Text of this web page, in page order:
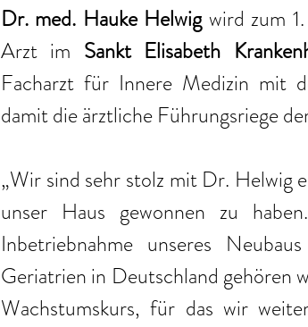
Dr. med. Hauke Helwig wird zum
Arzt im Sankt Elisabeth
Facharzt für Innere Medizin mit
damit die ärztliche Führungsriege
„Wir sind sehr stolz mit Dr. Helwig
unser Haus gewonnen zu
Inbetriebnahme unseres
Geriatrien in Deutschland gehören
Wachstumskurs, für das wir